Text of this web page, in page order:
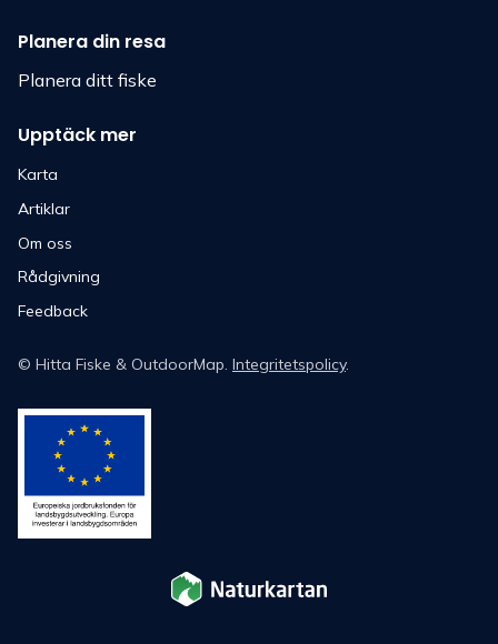
Planera din resa
Planera ditt fiske
Upptäck mer
Karta
Artiklar
Om oss
Rådgivning
Feedback
© Hitta Fiske & OutdoorMap. Integritetspolicy.